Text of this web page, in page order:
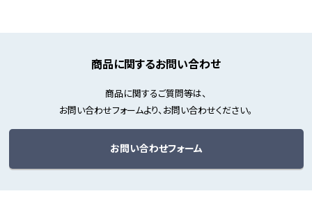
商品に関するお問い合わせ
商品に関するご質問等は、
お問い合わせフォームより、お問い合わせください。
お問い合わせフォーム